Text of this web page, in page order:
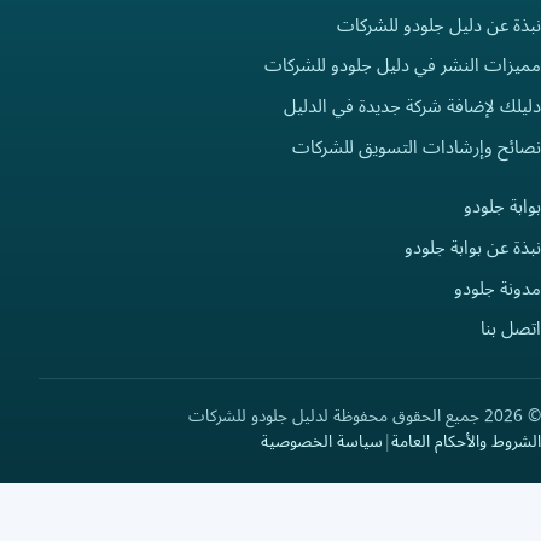
عن دليل جلودو للشركات
النشر في دليل جلودو للشركات
لإضافة شركة جديدة في الدليل
وإرشادات التسويق للشركات
جلودو
عن بوابة جلودو
جلودو
بنا
والأحكام العامة|سياسة الخصوصية